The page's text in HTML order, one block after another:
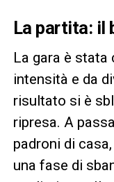
La partita: il
La gara è stata
intensità e da
risultato si è
ripresa. A
padroni di
una fase di